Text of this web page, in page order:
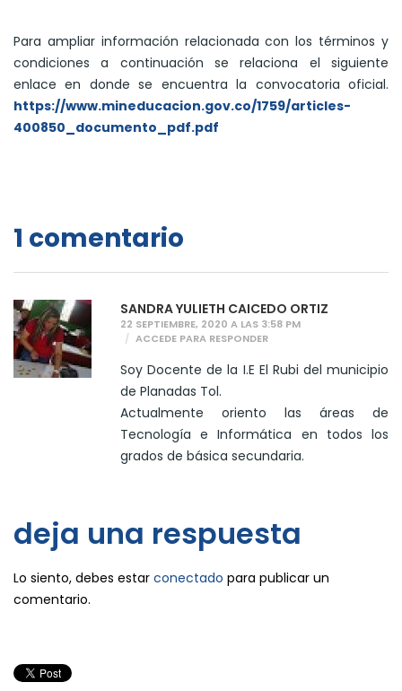
Para ampliar información relacionada con los términos y
condiciones a continuación se relaciona el siguiente
enlace en donde se encuentra la convocatoria oficial.
https://www.mineducacion.gov.co/1759/articles-
400850_documento_pdf.pdf
1 comentario
SANDRA YULIETH CAICEDO ORTIZ
22 SEPTIEMBRE, 2020 A LAS 3:58 PM
ACCEDE PARA RESPONDER
Soy Docente de la I.E El Rubi del municipio
de Planadas Tol.
Actualmente oriento las áreas de
Tecnología e Informática en todos los
grados de básica secundaria.
deja una respuesta
Lo siento, debes estar conectado para publicar un
comentario.